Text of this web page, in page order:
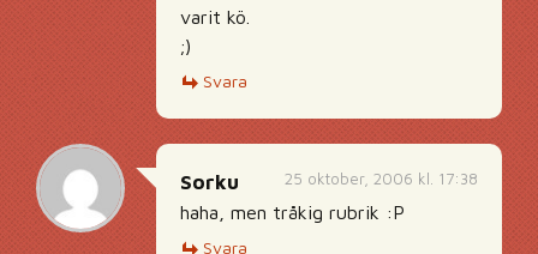
varit kö.
;)
Svara
25 oktober, 2006 kl. 17:38
Sorku
haha, men tråkig rubrik :P
Svara